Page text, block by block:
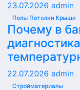
23.07.2026 admin
Полы Потолки Крыши
Почему в
22.07.2026 admin
Стройматериалы